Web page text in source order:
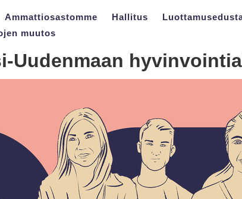
Ammattiosastomme Hallitus
muutos
Uudenmaan